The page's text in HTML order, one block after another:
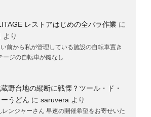
レストアはじめの全バラ作業に
より
前から私が管理している施設の自転車置き
ージの自転車が鍵なし…
野台地の縦断に戦慄？ツール・ド・
うどん に saruvera より
レンジャーさん 早速の開催希望をお寄せいた